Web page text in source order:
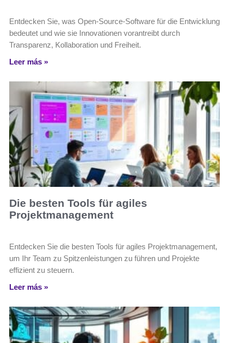
Entdecken Sie, was Open-Source-Software für die Entwicklung
bedeutet und wie sie Innovationen vorantreibt durch
Transparenz, Kollaboration und Freiheit.
Leer más »
Die besten Tools für agiles
Projektmanagement
Entdecken Sie die besten Tools für agiles Projektmanagement,
um Ihr Team zu Spitzenleistungen zu führen und Projekte
effizient zu steuern.
Leer más »